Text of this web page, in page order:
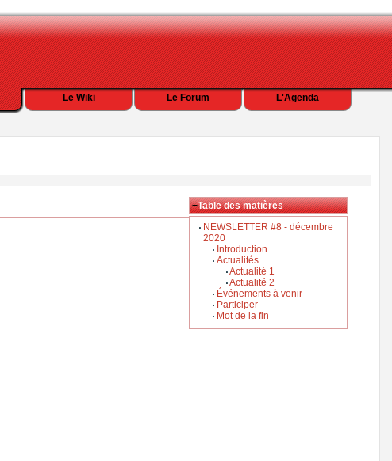
L'Agenda
Le Forum
Le Wiki
−Table des matières
NEWSLETTER #8 - décembre
2020
Introduction
Actualités
Actualité 1
Actualité 2
Événements à venir
Participer
Mot de la fin